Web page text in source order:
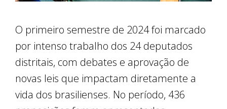
O primeiro semestre de 2024 foi marcado
por intenso trabalho dos 24 deputados
distritais, com debates e aprovação de
novas leis que impactam diretamente a
vida dos brasilienses. No período, 436